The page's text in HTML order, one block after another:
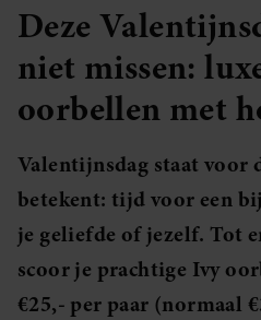
Deze
niet missen:
oorbellen met
Valentijnsdag staat voor
betekent: tijd voor een
je geliefde of jezelf. Tot
scoor je prachtige Ivy
€25,- per paar (normaal